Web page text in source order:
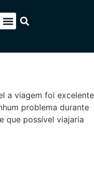
a viagem foi excelente
problema durante
que possível viajaria